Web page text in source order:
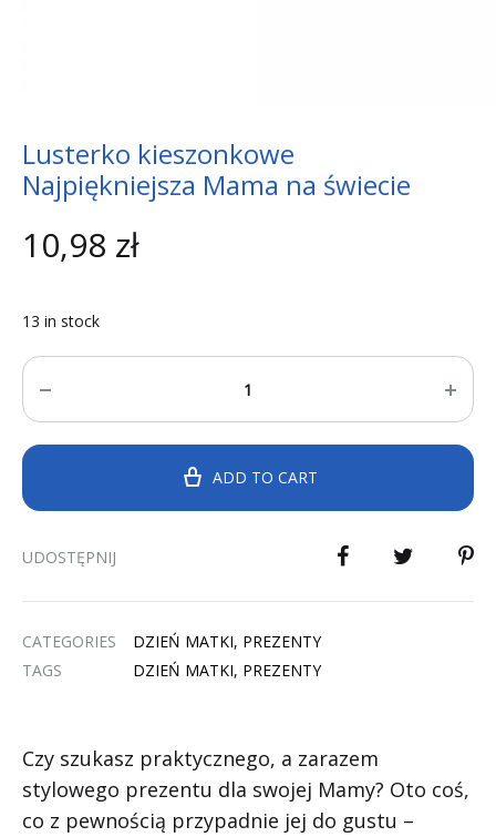
Lusterko kieszonkowe
Najpiękniejsza Mama na świecie
10,98 zł
13 in stock
Quantity
ADD TO CART
UDOSTĘPNIJ
CATEGORIES DZIEŃ MATKI, PREZENTY
TAGS
DZIEŃ MATKI, PREZENTY
Czy szukasz praktycznego, a zarazem
stylowego prezentu dla swojej Mamy? Oto coś,
co z pewnością przypadnie jej do gustu –